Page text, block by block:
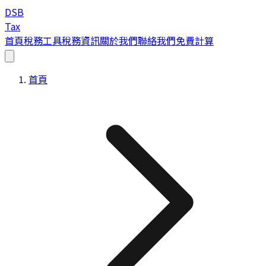
DSB
Tax
首頁稅務工具稅務資訊關於我們聯絡我們免費計算
首頁